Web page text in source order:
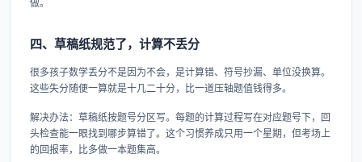
做。
四、草稿纸规范了，计算不丢分
很多孩子数学丢分不是因为不会，是计算错、符号抄漏、单位没换算。
这些失分随便一算就是十几二十分，比一道压轴题值钱得多。
解决办法：草稿纸按题号分区写。每题的计算过程写在对应题号下，回
头检查能一眼找到哪步算错了。这个习惯养成只用一个星期，但考场上
的回报率，比多做一本题集高。